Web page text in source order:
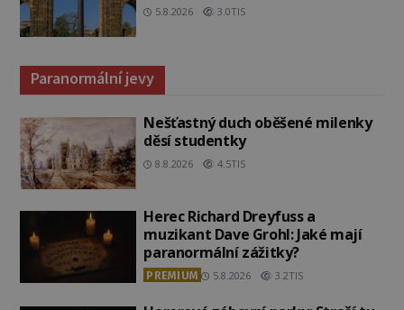
5.8.2026 3.0TIS
Paranormální jevy
Nešťastný duch oběšené milenky
děsí studentky
8.8.2026 4.5TIS
Herec Richard Dreyfuss a
muzikant Dave Grohl: Jaké mají
paranormální zážitky?
PREMIUM 5.8.2026 3.2TIS